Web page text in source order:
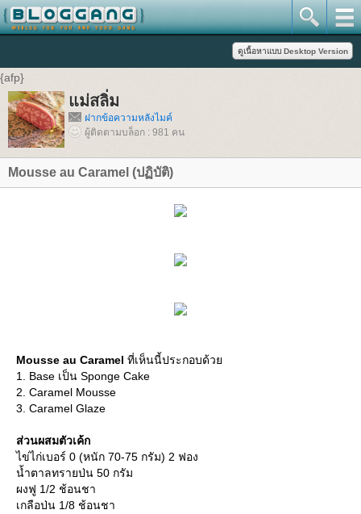
{afp}
แม่สลิ่ม
ฝากข้อความหลังไมค์
ผู้ติดตามบล็อก : 981 คน
Mousse au Caramel (ปฏิบัติ)
Mousse au Caramel ที่เห็นนี้ประกอบด้วย
1. Base เป็น Sponge Cake
2. Caramel Mousse
3. Caramel Glaze
ส่วนผสมตัวเค้ก
ไข่ไก่เบอร์ 0 (หนัก 70-75 กรัม) 2 ฟอง
น้ำตาลทรายป่น 50 กรัม
ผงฟู 1/2 ช้อนชา
เกลือป่น 1/8 ช้อนชา